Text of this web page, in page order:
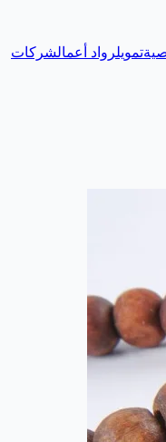
تمويلرواد أعمالشركات